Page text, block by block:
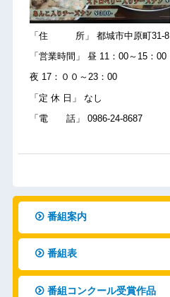
「住 所」 都城市中原町31-8
「営業時間」 昼 11：00～15：00
夜 17：００～23：00
「定 休 日」 なし
「電 話」 0986-24-8687
番組案内
番組表
番組コンクール受賞作品